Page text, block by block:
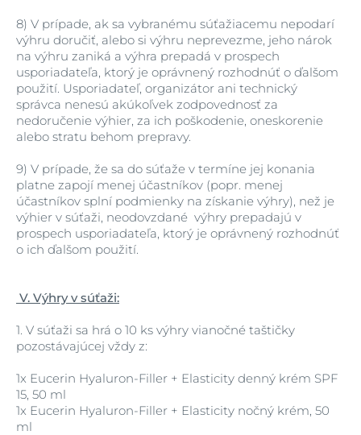
8) V prípade, ak sa vybranému súťažiacemu nepodarí
výhru doručiť, alebo si výhru neprevezme, jeho nárok
na výhru zaniká a výhra prepadá v prospech
usporiadateľa, ktorý je oprávnený rozhodnúť o ďalšom
použití. Usporiadateľ, organizátor ani technický
správca nenesú akúkoľvek zodpovednosť za
nedoručenie výhier, za ich poškodenie, oneskorenie
alebo stratu behom prepravy.
9) V prípade, že sa do súťaže v termíne jej konania
platne zapojí menej účastníkov (popr. menej
účastníkov splní podmienky na získanie výhry), než je
výhier v súťaži, neodovzdané výhry prepadajú v
prospech usporiadateľa, ktorý je oprávnený rozhodnúť
o ich ďalšom použití.
V. Výhry v súťaži:
1. V súťaži sa hrá o 10 ks výhry vianočné taštičky
pozostávajúcej vždy z:
1x Eucerin Hyaluron-Filler + Elasticity denný krém SPF
15, 50 ml
1x Eucerin Hyaluron-Filler + Elasticity nočný krém, 50
ml